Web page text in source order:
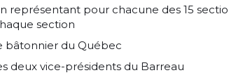
représentant pour chacune des 15
section
bâtonnier du Québec
deux vice-présidents du Barreau